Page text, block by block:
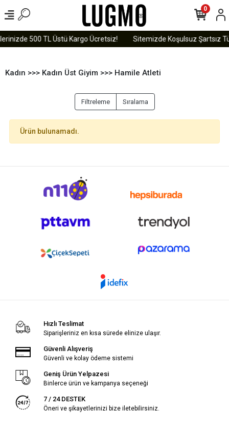
500 TL Üstü Kargo Ücretsiz! Sitemizde Koşulsuz Şartsız
0
Kadın >>> Kadın Üst Giyim >>> Hamile Atleti
Filtreleme Sıralama
Ürün bulunamadı.
Hızlı Teslimat
Siparişleriniz en kısa sürede elinize ulaşır.
Güvenli Alışveriş
Güvenli ve kolay ödeme sistemi
Geniş Ürün Yelpazesi
Binlerce ürün ve kampanya seçeneği
7 / 24 DESTEK
Öneri ve şikayetlerinizi bize iletebilirsiniz.